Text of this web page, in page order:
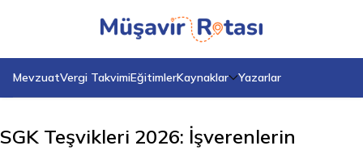
MevzuatVergi TakvimiEğitimlerKaynaklar Yazarlar
SGK Teşvikleri 2026: İşverenlerin